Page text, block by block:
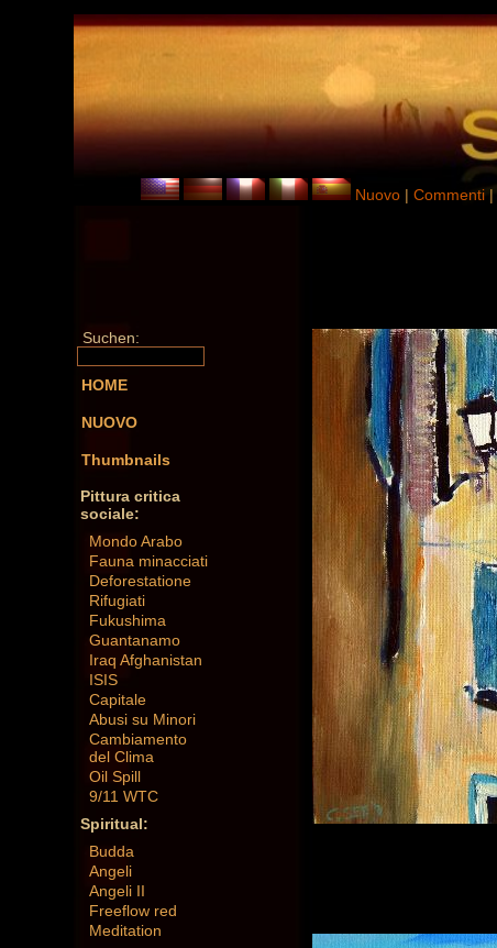
Nuovo| Commenti|
Suchen:
HOME
NUOVO
Thumbnails
Pittura critica
sociale:
Mondo Arabo
Fauna minacciati
Deforestatione
Rifugiati
Fukushima
Guantanamo
Iraq Afghanistan
ISIS
Capitale
Abusi su Minori
Cambiamento
del Clima
Oil Spill
9/11 WTC
Spiritual:
Budda
Angeli
Angeli II
Freeflow red
Meditation